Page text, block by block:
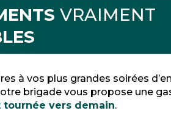
VRAIMENT
à vos plus grandes soirées
brigade vous propose une
vers demain.